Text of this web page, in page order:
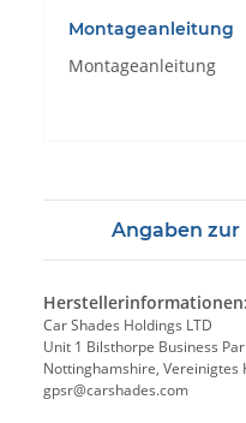
Montageanleitung
Montageanleitung
Angaben
Herstellerinformationen:
Car Shades Holdings LTD
Unit 1 Bilsthorpe Business
Nottinghamshire, Vereinigtes
gpsr@carshades.com